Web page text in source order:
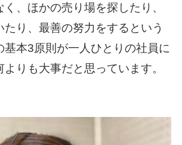
、ほかの売り場を探したり、
たり、最善の努力をするという
基本3原則が一人ひとりの社員に
りも大事だと思っています。